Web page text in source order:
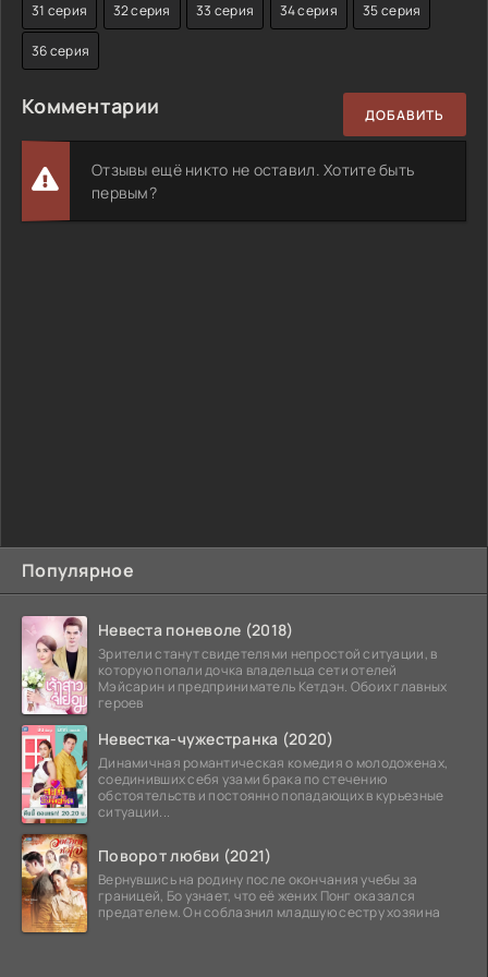
Популярное
Невеста поневоле (2018)
Зрители станут свидетелями непростой ситуации, в
которую попали дочка владельца сети отелей
Мэйсарин и предприниматель Кетдэн. Обоих главных
героев
Невестка-чужестранка (2020)
Динамичная романтическая комедия о молодоженах,
соединивших себя узами брака по стечению
обстоятельств и постоянно попадающих в курьезные
ситуации...
Поворот любви (2021)
Вернувшись на родину после окончания учебы за
границей, Бо узнает, что её жених Понг оказался
предателем. Он соблазнил младшую сестру хозяина
31 серия 32 серия 33 серия 34 серия 35 серия
36 серия
Комментарии ДОБАВИТЬ
Отзывы ещё никто не оставил. Хотите быть
первым?